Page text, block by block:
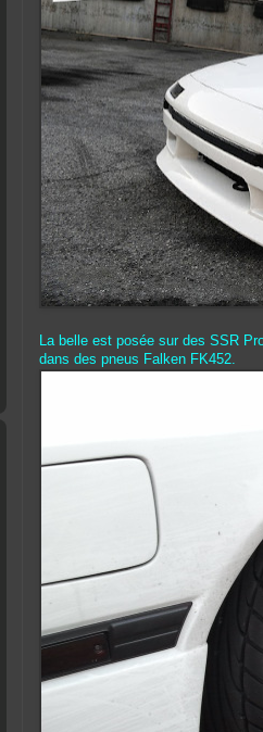
La belle est posée sur des SSR
dans des pneus Falken FK452.